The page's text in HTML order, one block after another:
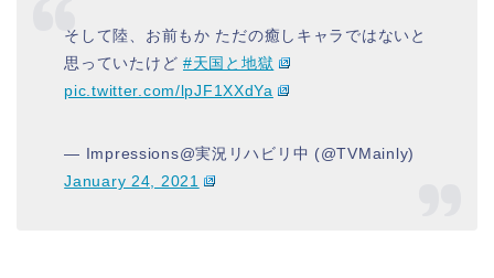
そして陸、お前もか ただの癒しキャラではないと
思っていたけど #天国と地獄
pic.twitter.com/lpJF1XXdYa
— Impressions@実況リハビリ中 (@TVMainly)
January 24, 2021